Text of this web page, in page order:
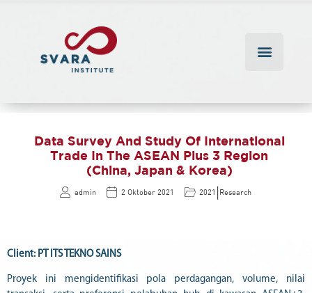
Data Survey And Study Of International
Trade In The ASEAN Plus 3 Region
(China, Japan & Korea)
admin 2 Oktober 2021 2021 Research
Client: PT ITS TEKNO SAINS
Proyek ini mengidentifikasi pola perdagangan, volume, nilai